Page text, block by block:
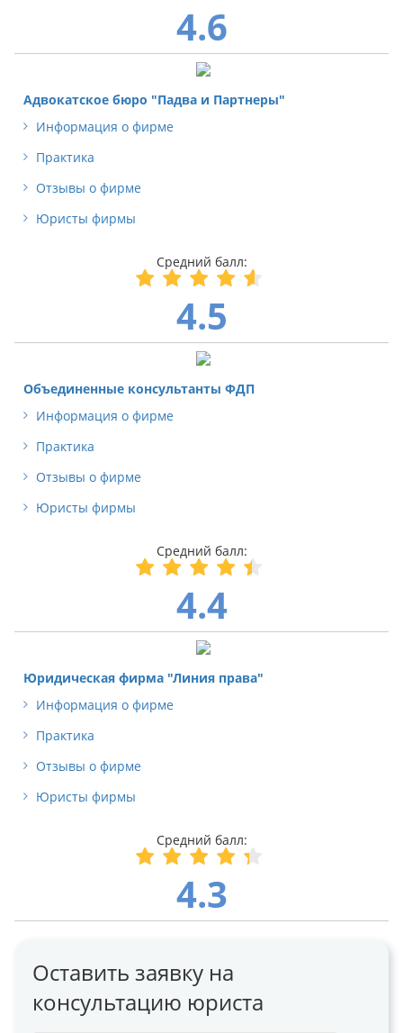
4.6
Адвокатское бюро "Падва и Партнеры"
Информация о фирме
Практика
Отзывы о фирме
Юристы фирмы
4.5
Объединенные консультанты ФДП
Информация о фирме
Практика
Отзывы о фирме
Юристы фирмы
4.4
Юридическая фирма "Линия права"
Информация о фирме
Практика
Отзывы о фирме
Юристы фирмы
4.3
Оставить заявку на
консультацию юриста